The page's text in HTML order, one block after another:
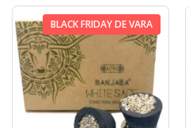
BLACK FRIDAY DE VARA